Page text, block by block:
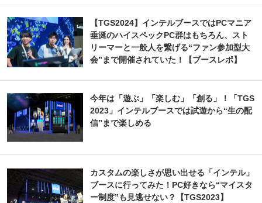
【TGS2024】インテルブースではPCマニア
垂涎のハイスペックPC群はもちろん、スト
リーマーと一般人を繋げる“ファン参加型大
会”まで開催されていた！【ブースレポ】
今年は「遊ぶ」「楽しむ」「創る」！「TGS
2023」インテルブースでは試遊から“生の配
信”まで楽しめる
カスタムの楽しさが思い出せる「インテル」
ブースに行ってみた！PC好きなら“マイスタ
ー制度”も見逃せない？【TGS2023】